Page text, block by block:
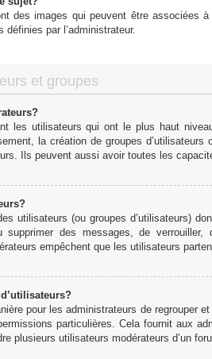
des images qui peuvent être associées
définies par l’administrateur.
et groupes
les utilisateurs qui ont le plus haut
la création de groupes
Ils peuvent aussi avoir toutes les
utilisateurs (ou groupes d’utilisateurs)
supprimer des messages, de
empêchent que les utilisateurs
pour les administrateurs de regrouper
particulières. Cela fournit aux
plusieurs utilisateurs modérateurs d’un